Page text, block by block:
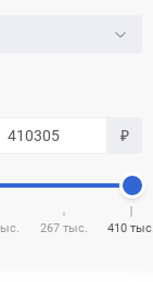
₽
267 тыс. 410 тыс.